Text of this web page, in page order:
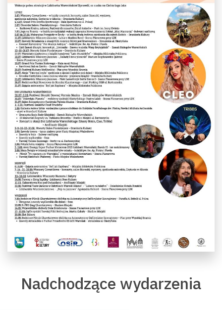
Nadchodzące wydarzenia